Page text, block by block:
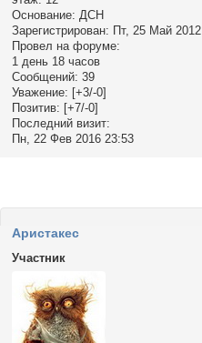
Основание: ДСН
Зарегистрирован: Пт, 25 Май 2012
Провел на форуме:
1 день 18 часов
Сообщений: 39
Уважение: [+3/-0]
Позитив: [+7/-0]
Последний визит:
Пн, 22 Фев 2016 23:53
Аристакес
Участник